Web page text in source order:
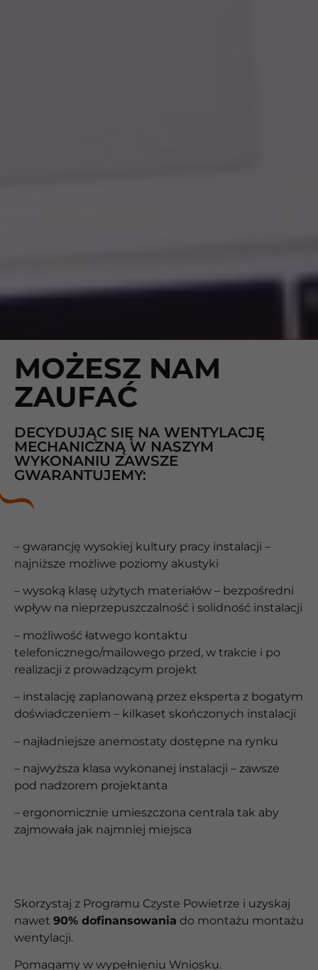
MOŻESZ NAM
ZAUFAĆ
DECYDUJĄC SIĘ NA WENTYLACJĘ
MECHANICZNĄ W NASZYM
WYKONANIU ZAWSZE
GWARANTUJEMY:
– gwarancję wysokiej kultury pracy instalacji –
najniższe możliwe poziomy akustyki
– wysoką klasę użytych materiałów – bezpośredni
wpływ na nieprzepuszczalność i solidność instalacji
– możliwość łatwego kontaktu
telefonicznego/mailowego przed, w trakcie i po
realizacji z prowadzącym projekt
– instalację zaplanowaną przez eksperta z bogatym
doświadczeniem – kilkaset skończonych instalacji
– najładniejsze anemostaty dostępne na rynku
– najwyższa klasa wykonanej instalacji – zawsze
pod nadzorem projektanta
– ergonomicznie umieszczona centrala tak aby
zajmowała jak najmniej miejsca
Skorzystaj z Programu Czyste Powietrze i uzyskaj
nawet 90% dofinansowania do montażu montażu
wentylacji.
Pomagamy w wypełnieniu Wniosku.